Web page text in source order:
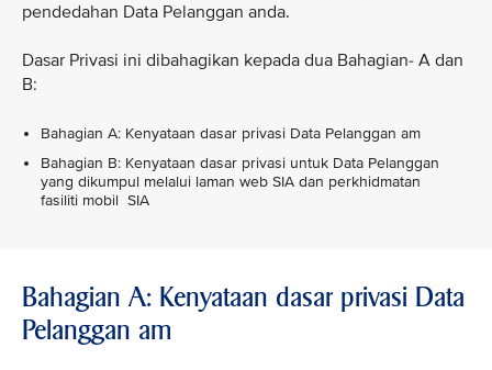
pendedahan Data Pelanggan anda.
Dasar Privasi ini dibahagikan kepada dua Bahagian- A dan
B:
Bahagian A: Kenyataan dasar privasi Data Pelanggan am
Bahagian B: Kenyataan dasar privasi untuk Data Pelanggan
yang dikumpul melalui laman web SIA dan perkhidmatan
fasiliti mobil SIA
Bahagian A: Kenyataan dasar privasi Data
Pelanggan am